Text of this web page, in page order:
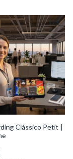
1/ 3
Clássico Petit |